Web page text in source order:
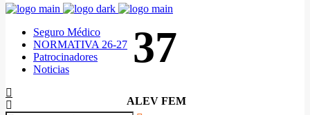
Seguro Médico
NORMATIVA 26-27
Patrocinadores
Noticias
37
ALEV FEM